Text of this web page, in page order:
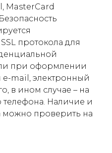
MasterCard
протокола для
при оформлении
e-mail, электронный
в ином случае – на
Наличие и
можно проверить на